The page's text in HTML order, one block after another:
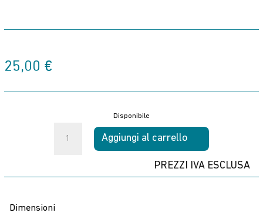
25,00 €
Disponibile
Provoletera
Smaltata
Aggiungi al carrello
PREZZI IVA ESCLUSA
Dimensioni